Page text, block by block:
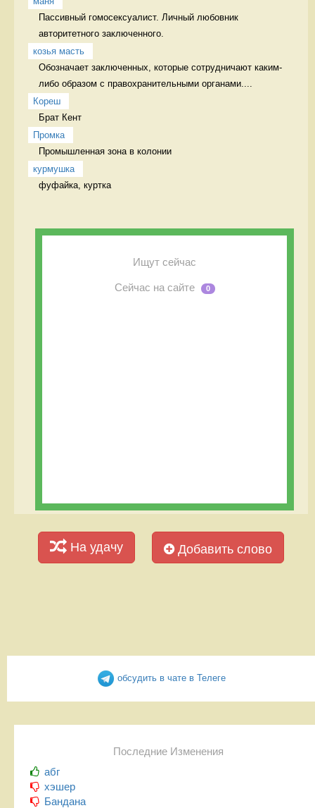
Пассивный гомосексуалист. Личный любовник
авторитетного заключенного.
козья масть
Обозначает заключенных, которые сотрудничают каким-
либо образом с правохранительными органами....
Кореш
Брат Кент
Промка
Промышленная зона в колонии
курмушка
фуфайка, куртка
Ищут сейчас
Сейчас на сайте 0
На удачу Добавить слово
обсудить в чате в Телеге
Последние Изменения
абг
хэшер
Бандана